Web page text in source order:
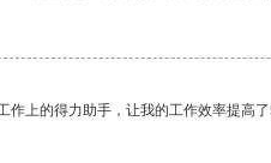
作上的得力助手，让我的工作效率提高